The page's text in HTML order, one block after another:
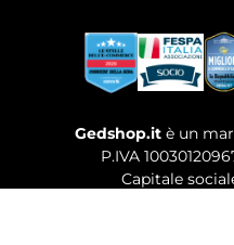
Gedshop.it è un
P.IVA
Capitale